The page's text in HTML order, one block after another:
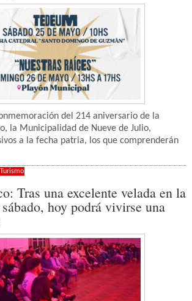
del 214 aniversario de la
la Municipalidad de Nueve de Julio,
a la fecha patria, los que comprenderán
Tras una excelente velada en la
hoy podrá vivirse una